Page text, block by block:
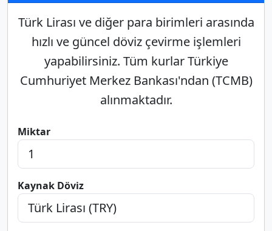
Türk Lirası ve diğer para birimleri arasında
hızlı ve güncel döviz çevirme işlemleri
yapabilirsiniz. Tüm kurlar Türkiye
Cumhuriyet Merkez Bankası'ndan (TCMB)
alınmaktadır.
Miktar
Kaynak Döviz